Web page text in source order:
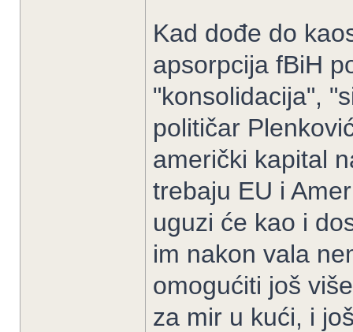
Kad dođe do
apsorpcija fBiH
"konsolidacija",
političar
američki kapital
trebaju EU i
uguzi će kao i
im nakon vala
omogućiti još
za mir u kući, i